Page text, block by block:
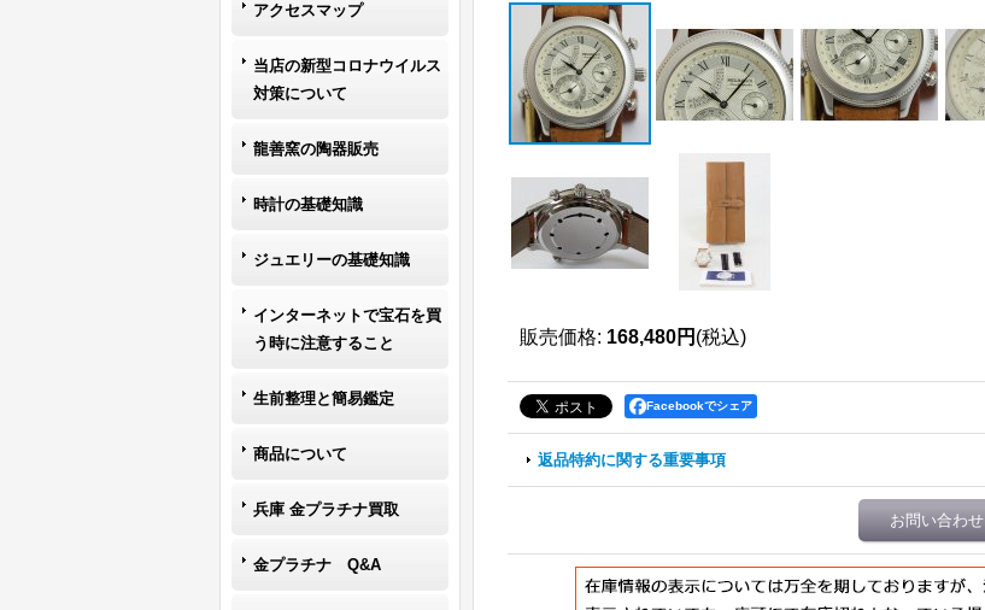
アクセスマップ
当店の新型コロナウイルス
対策について
龍善窯の陶器販売
時計の基礎知識
ジュエリーの基礎知識
インターネットで宝石を買
う時に注意すること
生前整理と簡易鑑定
商品について
兵庫 金プラチナ買取
金プラチナ Q&A
販売価格: 168,480円 (税込)
Facebookでシェア
返品特約に関する重要事項
お問い合わせ